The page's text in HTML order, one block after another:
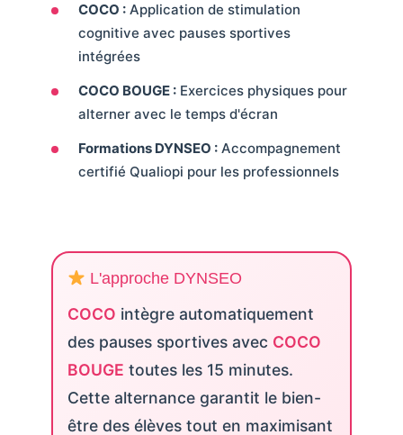
COCO :Application de stimulation
cognitive avec pauses sportives
intégrées
COCO BOUGE :Exercices physiques pour
alterner avec le temps d'écran
Formations DYNSEO :Accompagnement
certifié Qualiopi pour les professionnels
L'approche DYNSEO
COCO intègre automatiquement
des pauses sportives avec COCO
BOUGE toutes les 15 minutes.
Cette alternance garantit le bien-
être des élèves tout en maximisant